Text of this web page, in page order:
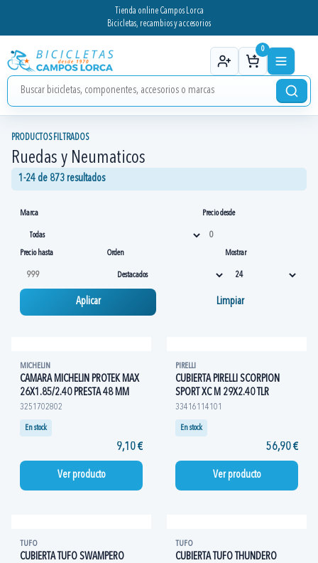
Tienda online Campos Lorca
Bicicletas, recambios y accesorios
0
PRODUCTOS FILTRADOS
Ruedas y Neumaticos
1-24 de 873 resultados
Marca Precio desde
Precio hasta Orden Mostrar
Aplicar Limpiar
MICHELIN
CAMARA MICHELIN PROTEK MAX
26X1.85/2.40 PRESTA 48 MM
3251702802
En stock
9,10 €
Ver producto
PIRELLI
CUBIERTA PIRELLI SCORPION
SPORT XC M 29X2.40 TLR
33416114101
En stock
56,90 €
Ver producto
TUFO
CUBIERTA TUFO SWAMPERO
TUFO
CUBIERTA TUFO THUNDERO